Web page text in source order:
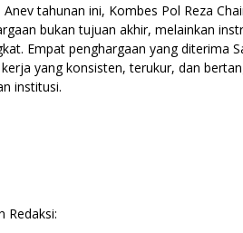
Anev tahunan ini, Kombes Pol Reza
bukan tujuan akhir, melainkan
Empat penghargaan yang diterima
yang konsisten, terukur, dan
institusi.
Redaksi: